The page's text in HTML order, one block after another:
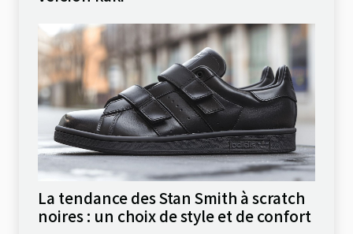
La tendance des Stan Smith à scratch
noires : un choix de style et de confort